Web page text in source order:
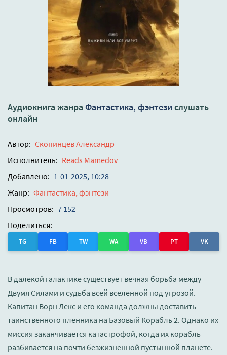
Аудиокнига жанра Фантастика, фэнтези слушать
онлайн
Автор: Скопинцев Александр
Исполнитель: Reads Mamedov
Добавлено: 1-01-2025, 10:28
Жанр: Фантастика, фэнтези
Просмотров: 7 152
Поделиться:
TG FB TW WA VB PT VK
В далекой галактике существует вечная борьба между
Двумя Силами и судьба всей вселенной под угрозой.
Капитан Ворн Лекс и его команда должны доставить
таинственного пленника на Базовый Корабль 2. Однако их
миссия заканчивается катастрофой, когда их корабль
разбивается на почти безжизненной пустынной планете.